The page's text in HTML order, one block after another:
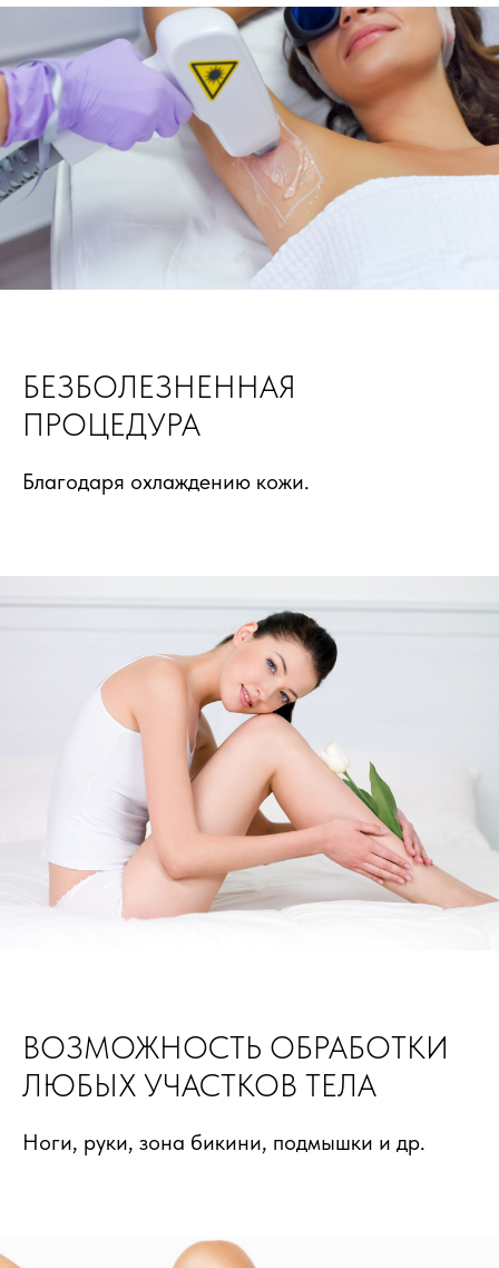
БЕЗБОЛЕЗНЕННАЯ
ПРОЦЕДУРА
Благодаря охлаждению кожи.
ВОЗМОЖНОСТЬ ОБРАБОТКИ
ЛЮБЫХ УЧАСТКОВ ТЕЛА
Ноги, руки, зона бикини, подмышки и др.